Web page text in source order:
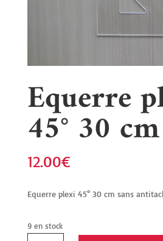
Equerre
45° 30 cm
12.00€
Equerre plexi 45° 30 cm sans
9 en stock